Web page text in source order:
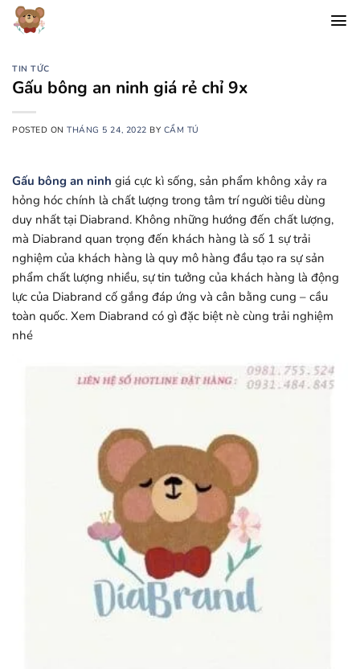
Chuyển
đến
dungTIN TỨC
Gấu bông an ninh giá rẻ chỉ 9x
POSTED ONTHÁNG 5 24, 2022 BY CẨM TÚ
Gấu bông an ninh giá cực kì sống, sản phẩm không xảy ra
hỏng hóc chính là chất lượng trong tâm trí người tiêu dùng
duy nhất tại Diabrand. Không những hướng đến chất lượng,
mà Diabrand quan trọng đến khách hàng là số 1 sự trải
nghiệm của khách hàng là quy mô hàng đầu tạo ra sự sản
phẩm chất lượng nhiều, sự tin tưởng của khách hàng là động
lực của Diabrand cố gắng đáp ứng và cân bằng cung – cầu
toàn quốc. Xem Diabrand có gì đặc biệt nè cùng trải nghiệm
nhé